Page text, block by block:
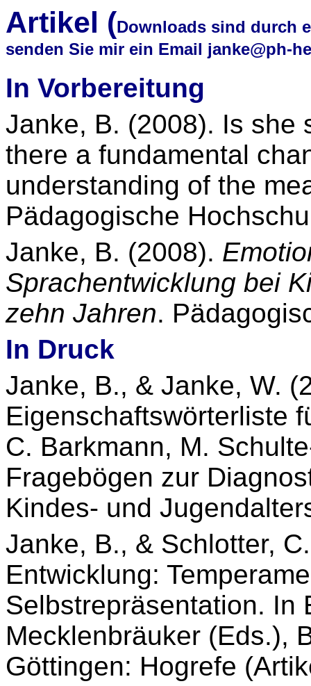
Artikel (Downloads sind durch
senden Sie mir ein Email janke@ph-
In Vorbereitung
Janke, B. (2008). Is she
there a fundamental
understanding of the
Pädagogische
Janke, B. (2008).
Sprachentwicklung bei
zehn Jahren.
In Druck
Janke, B., & Janke, W.
Eigenschaftswörterliste
C. Barkmann, M.
Fragebögen zur
Kindes- und
Janke, B., & Schlotter,
Entwicklung:
Selbstrepräsentation. In
Mecklenbräuker (Eds.),
Göttingen: Hogrefe